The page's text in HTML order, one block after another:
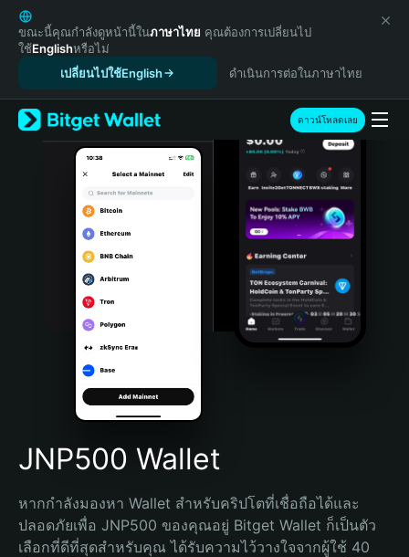
English
日本語
Tiếng Việt
Español (Latinoamérica)
Türkçe
Italiano
Português (Portugal)
Bahasa Indonesia
Português (Brasil)
Español (Argentina)
ขณะนี้คุณกำลังดูหน้านี้ในภาษาไทย คุณต้องการเปลี่ยนไป
ใช้Englishหรือไม่
เปลี่ยนไปใช้English
ดำเนินการต่อในภาษาไทย
ดาวน์โหลดเลย
JNP500 Wallet
หากกำลังมองหา Wallet สำหรับคริปโตที่เชื่อถือได้และ
ปลอดภัยเพื่อ JNP500 ของคุณอยู่ Bitget Wallet ก็เป็นตัว
เลือกที่ดีที่สุดสำหรับคุณ ได้รับความไว้วางใจจากผู้ใช้ 40